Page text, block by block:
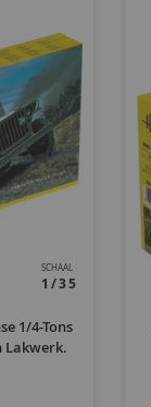
SCHAAL
1/35
1/4-Tons
Lakwerk.